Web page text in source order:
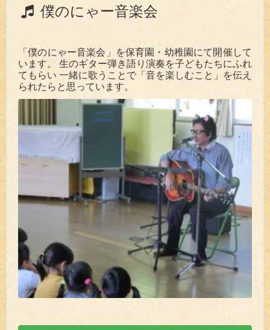
僕のにゃー音楽会
「僕のにゃー音楽会」を保育園・幼稚園にて開催して
います。 生のギター弾き語り演奏を子どもたちにふれ
てもらい 一緒に歌うことで「音を楽しむこと」を伝え
られたらと思っています。